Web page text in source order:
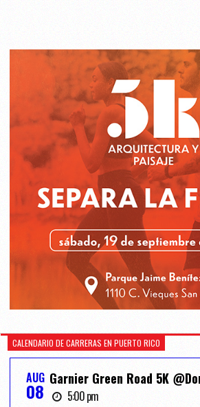
CALENDARIO DE CARRERAS EN PUERTO RICO
AUG
08
Garnier Green Road 5K
5:00 pm